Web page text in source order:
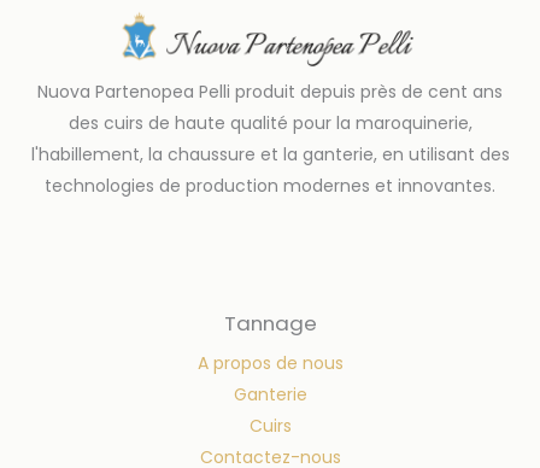
Nuova Partenopea Pelli produit depuis près de cent ans
des cuirs de haute qualité pour la maroquinerie,
l'habillement, la chaussure et la ganterie, en utilisant des
technologies de production modernes et innovantes.
Tannage
A propos de nous
Ganterie
Cuirs
Contactez-nous